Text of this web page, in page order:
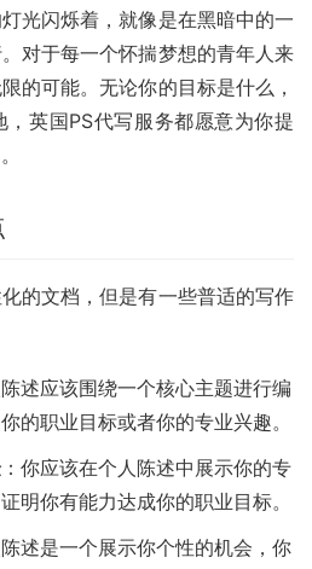
光闪烁着，就像是在黑暗中的一
对于每一个怀揣梦想的青年人来
的可能。无论你的目标是什么，
英国PS代写服务都愿意为你提
的文档，但是有一些普适的写作
陈述应该围绕一个核心主题进行编
的职业目标或者你的专业兴趣。
：你应该在个人陈述中展示你的专
明你有能力达成你的职业目标。
陈述是一个展示你个性的机会，你